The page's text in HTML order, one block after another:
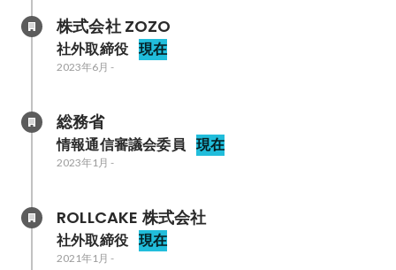
株式会社 ZOZO
社外取締役 現在
2023年6月 -
総務省
情報通信審議会委員 現在
2023年1月 -
ROLLCAKE 株式会社
社外取締役 現在
2021年1月 -